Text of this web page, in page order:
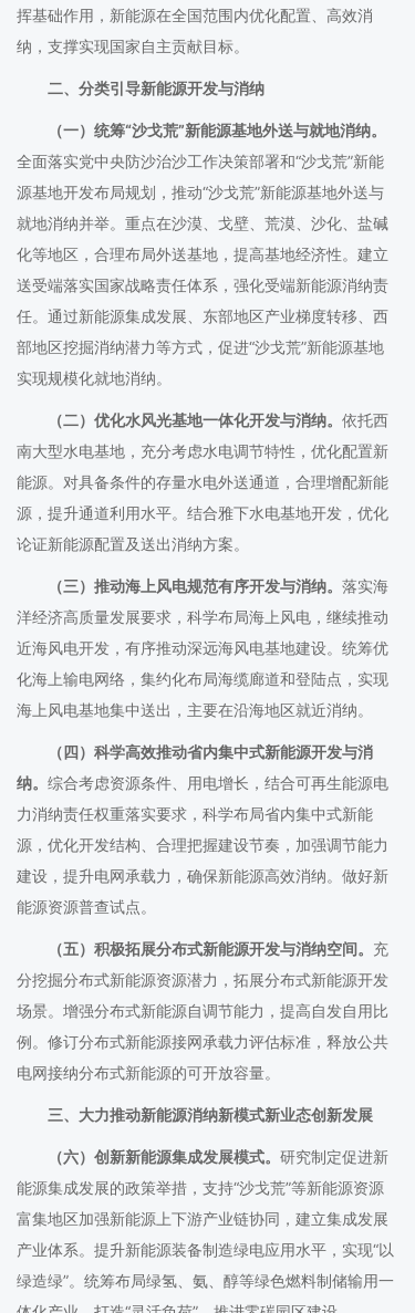
挥基础作用，新能源在全国范围内优化配置、高效消
纳，支撑实现国家自主贡献目标。
二、分类引导新能源开发与消纳
（一）统筹“沙戈荒”新能源基地外送与就地消纳。
全面落实党中央防沙治沙工作决策部署和“沙戈荒”新能
源基地开发布局规划，推动“沙戈荒”新能源基地外送与
就地消纳并举。重点在沙漠、戈壁、荒漠、沙化、盐碱
化等地区，合理布局外送基地，提高基地经济性。建立
送受端落实国家战略责任体系，强化受端新能源消纳责
任。通过新能源集成发展、东部地区产业梯度转移、西
部地区挖掘消纳潜力等方式，促进“沙戈荒”新能源基地
实现规模化就地消纳。
（二）优化水风光基地一体化开发与消纳。 依托西
南大型水电基地，充分考虑水电调节特性，优化配置新
能源。对具备条件的存量水电外送通道，合理增配新能
源，提升通道利用水平。结合雅下水电基地开发，优化
论证新能源配置及送出消纳方案。
（三）推动海上风电规范有序开发与消纳。 落实海
洋经济高质量发展要求，科学布局海上风电，继续推动
近海风电开发，有序推动深远海风电基地建设。统筹优
化海上输电网络，集约化布局海缆廊道和登陆点，实现
海上风电基地集中送出，主要在沿海地区就近消纳。
（四）科学高效推动省内集中式新能源开发与消
纳。 综合考虑资源条件、用电增长，结合可再生能源电
力消纳责任权重落实要求，科学布局省内集中式新能
源，优化开发结构、合理把握建设节奏，加强调节能力
建设，提升电网承载力，确保新能源高效消纳。做好新
能源资源普查试点。
（五）积极拓展分布式新能源开发与消纳空间。 充
分挖掘分布式新能源资源潜力，拓展分布式新能源开发
场景。增强分布式新能源自调节能力，提高自发自用比
例。修订分布式新能源接网承载力评估标准，释放公共
电网接纳分布式新能源的可开放容量。
三、大力推动新能源消纳新模式新业态创新发展
（六）创新新能源集成发展模式。 研究制定促进新
能源集成发展的政策举措，支持“沙戈荒”等新能源资源
富集地区加强新能源上下游产业链协同，建立集成发展
产业体系。提升新能源装备制造绿电应用水平，实现“以
绿造绿”。统筹布局绿氢、氨、醇等绿色燃料制储输用一